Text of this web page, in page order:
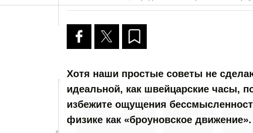
Хотя наши простые советы не
идеальной, как швейцарские часы,
избежите ощущения
физике как «броуновское движение».